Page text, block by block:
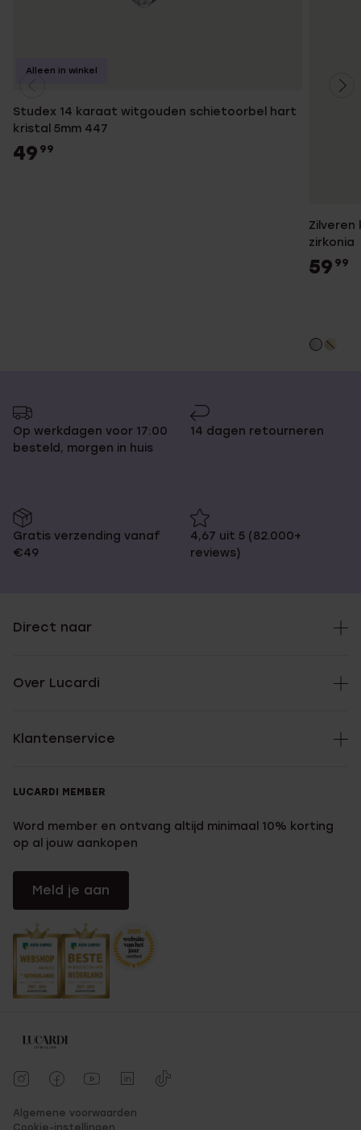
Studex 14 karaat witgouden schietoorbel hart
kristal 5mm 447
49 99
Alleen in winkel
zirkonia
59 99
Op werkdagen voor 17:00
besteld, morgen in huis
14 dagen retourneren
Gratis verzending vanaf
€49
4,67 uit 5 (82.000+
reviews)
Direct naar
Over Lucardi
Klantenservice
LUCARDI MEMBER
Word member en ontvang altijd minimaal 10% korting
op al jouw aankopen
Meld je aan
Algemene voorwaarden